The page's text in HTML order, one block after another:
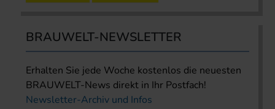
BRAUWELT-NEWSLETTER
Erhalten Sie jede Woche kostenlos die neuesten
BRAUWELT-News direkt in Ihr Postfach!
Newsletter-Archiv und Infos